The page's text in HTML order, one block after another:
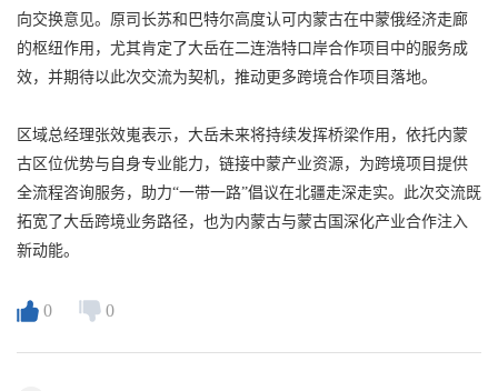
向交换意见。原司长苏和巴特尔高度认可内蒙古在中蒙俄经济走廊
的枢纽作用，尤其肯定了大岳在二连浩特口岸合作项目中的服务成
效，并期待以此次交流为契机，推动更多跨境合作项目落地。
区域总经理张效嵬表示，大岳未来将持续发挥桥梁作用，依托内蒙
古区位优势与自身专业能力，链接中蒙产业资源，为跨境项目提供
全流程咨询服务，助力“一带一路”倡议在北疆走深走实。此次交流既
拓宽了大岳跨境业务路径，也为内蒙古与蒙古国深化产业合作注入
新动能。
0 0